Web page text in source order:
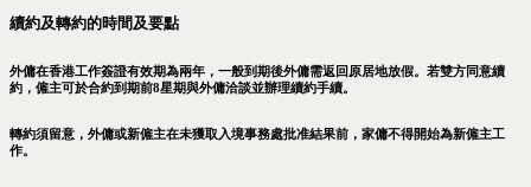
續約及轉約的時間及要點
外傭在香港工作簽證有效期為兩年，一般到期後外傭需返回原居地放假。若雙方同意續
約，僱主可於合約到期前8星期與外傭洽談並辦理續約手續。
轉約須留意，外傭或新僱主在未獲取入境事務處批准結果前，家傭不得開始為新僱主工
作。